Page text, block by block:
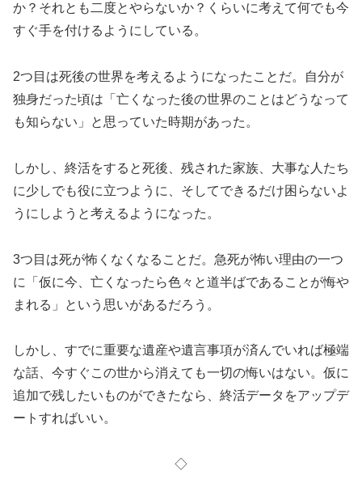
か？それとも二度とやらないか？くらいに考えて何でも今
すぐ手を付けるようにしている。
2つ目は死後の世界を考えるようになったことだ。自分が
独身だった頃は「亡くなった後の世界のことはどうなって
も知らない」と思っていた時期があった。
しかし、終活をすると死後、残された家族、大事な人たち
に少しでも役に立つように、そしてできるだけ困らないよ
うにしようと考えるようになった。
3つ目は死が怖くなくなることだ。急死が怖い理由の一つ
に「仮に今、亡くなったら色々と道半ばであることが悔や
まれる」という思いがあるだろう。
しかし、すでに重要な遺産や遺言事項が済んでいれば極端
な話、今すぐこの世から消えても一切の悔いはない。仮に
追加で残したいものができたなら、終活データをアップデ
ートすればいい。
◇